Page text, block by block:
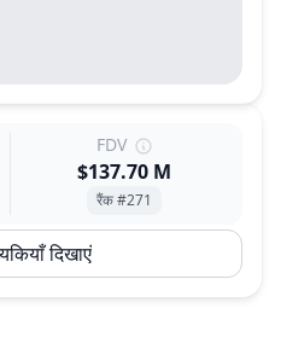
FDV
$137.70 M
रैंक #271
दिखाएं